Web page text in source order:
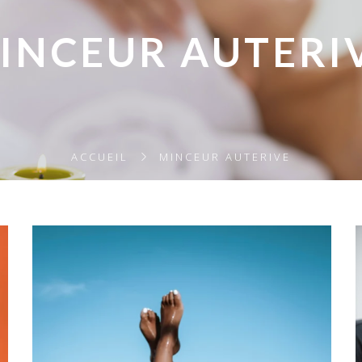
ACCUEIL MINCEUR AUTERIVE